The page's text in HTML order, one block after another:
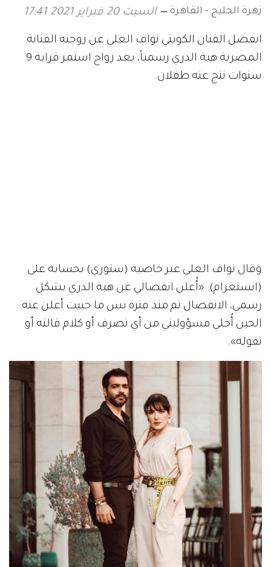
زهرة الخليج - القاهرة السبت 20 فبراير 2021 17:41
انفصل الفنان الكويتي نواف العلي عن زوجته الفنانة
المصرية هبة الدري رسمياً، بعد زواج استمر قرابة 9
سنوات نتج عنه طفلان.
وقال نواف العلي عبر خاصية (ستوري) بحسابه على
(انستغرام): «أُعلن انفصالي عن هبة الدري بشكل
رسمي، الانفصال تم منذ فترة بس ما حبيت أعلن عنه..
الحين أُخلي مسؤوليتي من أي تصرف أو كلام قالته أو
تقوله».